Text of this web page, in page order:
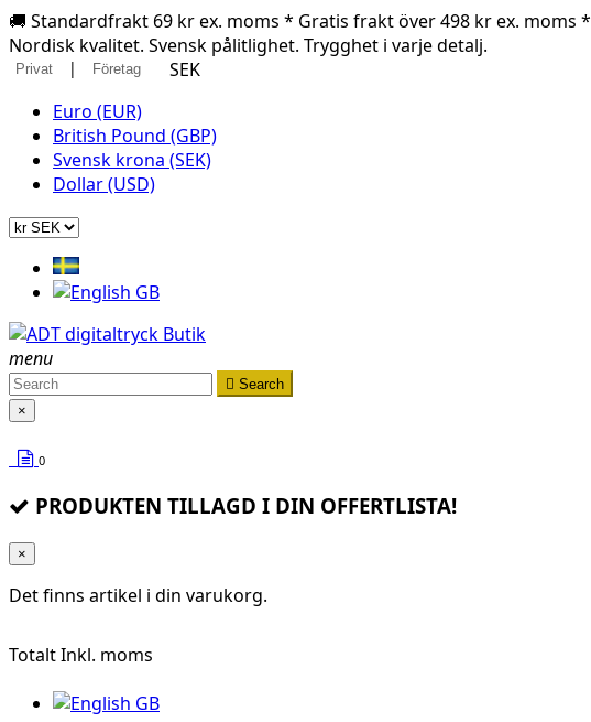
🚚 Standardfrakt 69 kr ex. moms * Gratis frakt över 498 kr ex. moms *
Nordisk kvalitet. Svensk pålitlighet. Trygghet i varje detalj.
Privat | Företag
SEK
Euro (EUR)
British Pound (GBP)
Svensk krona (SEK)
Dollar (USD)
menu
 Search
×
0
PRODUKTEN TILLAGD I DIN OFFERTLISTA!
×
Det finns artikel i din varukorg.
TotaltInkl. moms